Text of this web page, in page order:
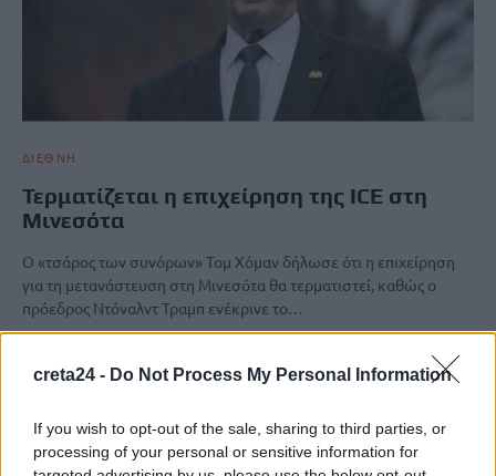
creta24 - Do Not Process My Personal Information
If you wish to opt-out of the sale, sharing to third parties, or
processing of your personal or sensitive information for
ΔΙΕΘΝΗ
Τερματίζεται η επιχείρηση της ICE στη
Μινεσότα
Ο «τσάρος των συνόρων» Τομ Χόμαν δήλωσε ότι η επιχείρηση
για τη μετανάστευση στη Μινεσότα θα τερματιστεί, καθώς ο
πρόεδρος Ντόναλντ Τραμπ ενέκρινε το…
Newsroom 12 Φεβρουαρίου, 2026